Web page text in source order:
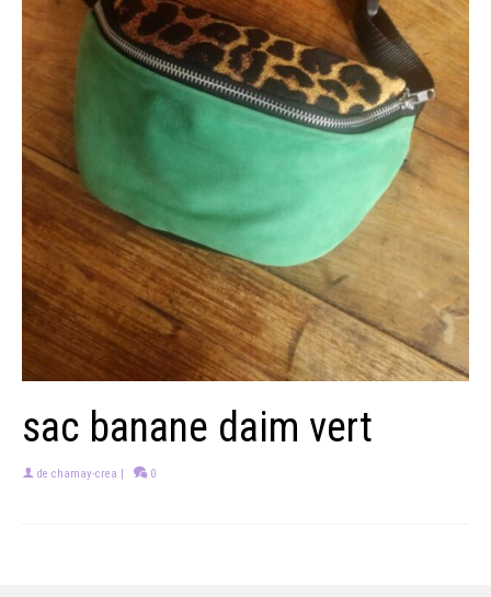
sac banane daim vert
de chamay-crea 0